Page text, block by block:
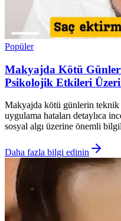
Popüler
Makyajda Kötü
Psikolojik Etkileri
Makyajda kötü günlerin teknik
uygulama hataları detaylıca
sosyal algı üzerine önemli
Daha fazla bilgi edinin